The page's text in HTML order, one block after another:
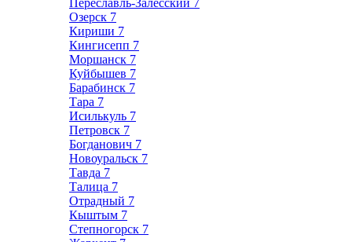
Переславль-Залесский 7
Озерск 7
Кириши 7
Кингисепп 7
Моршанск 7
Куйбышев 7
Барабинск 7
Тара 7
Исилькуль 7
Петровск 7
Богданович 7
Новоуральск 7
Тавда 7
Талица 7
Отрадный 7
Кыштым 7
Степногорск 7